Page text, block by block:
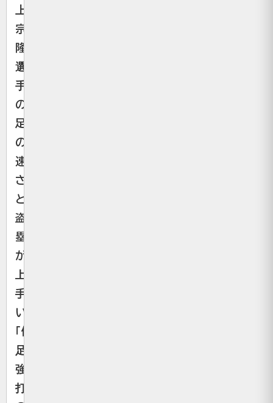
上
宗
隆
選
手
の
足
の
速
さ
と、
盗
塁
が
上
手
い
「俊
足
強
打